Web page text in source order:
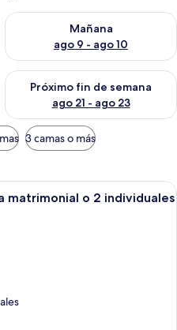
ago 8 - ago 9
Mañana
ago 9 - ago 10
Consulta la disponibilidad
fin de semana ago 14 -
Próximo fin de semana
ago 21 - ago 23
Consulta la disponibilidad
3 camas o más
Un dormitorio con cama, una mesita
matrimonial o 2 individuales